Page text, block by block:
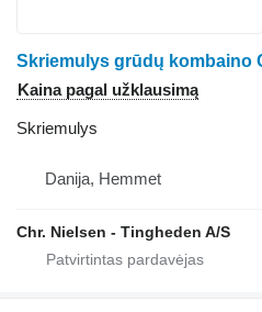
Skriemulys grūdų kombaino
Kaina pagal užklausimą
Skriemulys
Danija, Hemmet
Chr. Nielsen - Tingheden A/S